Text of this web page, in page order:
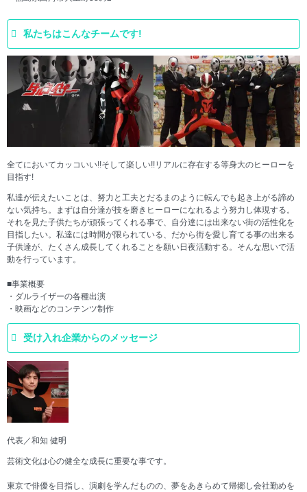
私たちはこんなチームです!
全てにおいてカッコいい!!そして楽しい!!リアルに存在する等身大のヒーローを
目指す!
私達が伝えたいことは、努力と工夫とだるまのように転んでも起き上がる諦め
ない気持ち。まずは自分達が技を磨きヒーローになれるよう努力し体現する。
それを見た子供たちが頑張ってくれる事で、自分達には出来ない街の活性化を
目指したい。私達には時間が限られている、だから街を愛し育てる事の出来る
子供達が、たくさん成長してくれることを願い日夜活動する。そんな思いで活
動を行っています。
■事業概要
・ダルライザーの各種出演
・映画などのコンテンツ制作
受け入れ企業からのメッセージ
代表／和知 健明
芸術文化は心の健全な成長に重要な事です。
東京で俳優を目指し、演劇を学んだものの、夢をあきらめて帰郷し会社勤めを